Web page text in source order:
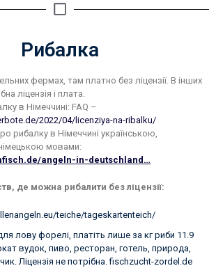
Рибалка
фермах, там платно без ліцензії. В інших
ліцензія і плата.
в Німеччині: FAQ –
2022/04/licenziya-na-ribalku/
рибалку в Німеччині українською,
мовами:
angeln-in-deutschland…
де можна рибалити без ліцензії:
teiche/tageskartenteich/
лову форелі, платіть лише за кг риби 11.9
вудок, пиво, ресторан, готель, природа,
Ліцензія не потрібна. fischzucht-zordel.de